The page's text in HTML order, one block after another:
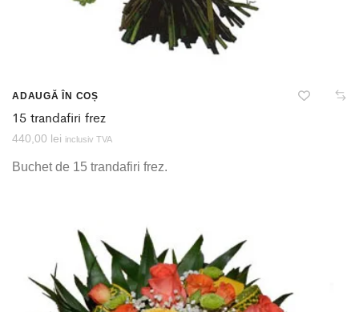
ADAUGĂ ÎN COȘ
15 trandafiri frez
440,00 lei inclusiv TVA
Buchet de 15 trandafiri frez.